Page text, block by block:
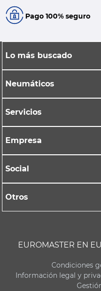
Pago 100% seguro
Lo más buscado
Neumáticos
Servicios
Empresa
Social
Otros
EUROMASTER EN
Condiciones
Información legal y